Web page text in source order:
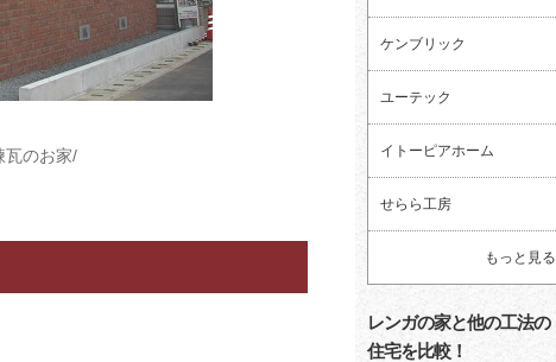
瓦のお家/
ケンブリック
ユーテック
イトーピアホーム
せらら工房
もっと見る
レンガの家と他の工法の
住宅を比較！